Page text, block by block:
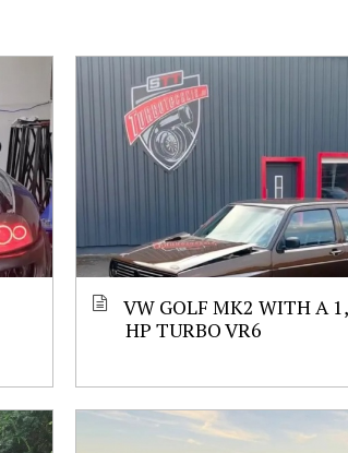
VW GOLF MK2 WITH A
HP TURBO VR6